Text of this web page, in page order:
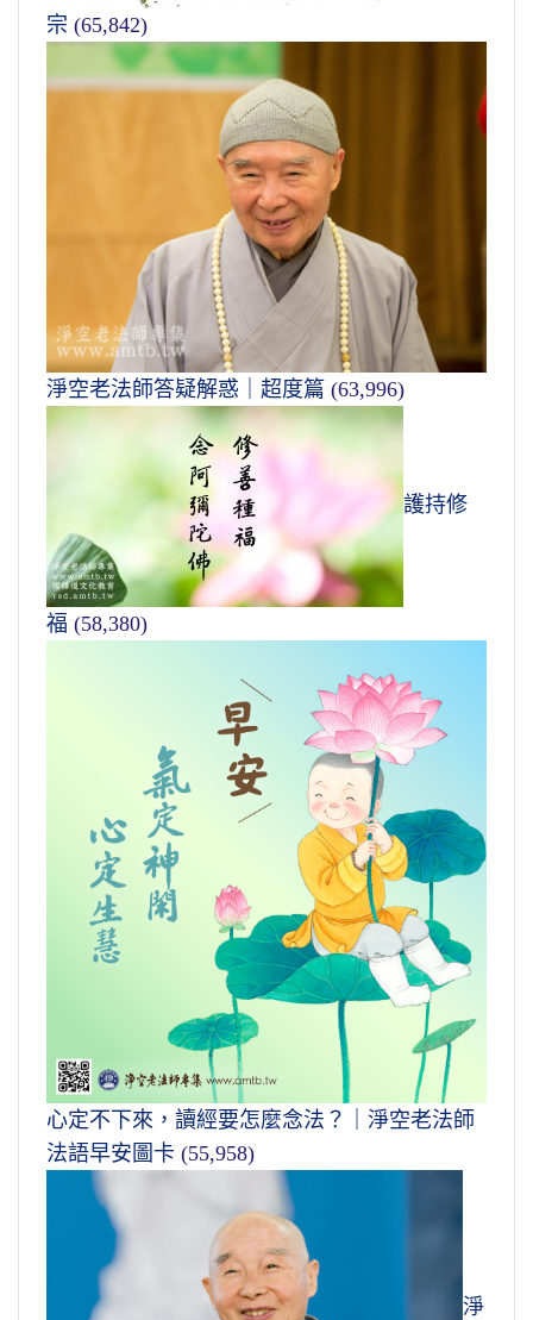
宗 (65,842)
淨空老法師答疑解惑｜超度篇 (63,996)
護持修
福 (58,380)
心定不下來，讀經要怎麼念法？｜淨空老法師
法語早安圖卡 (55,958)
淨